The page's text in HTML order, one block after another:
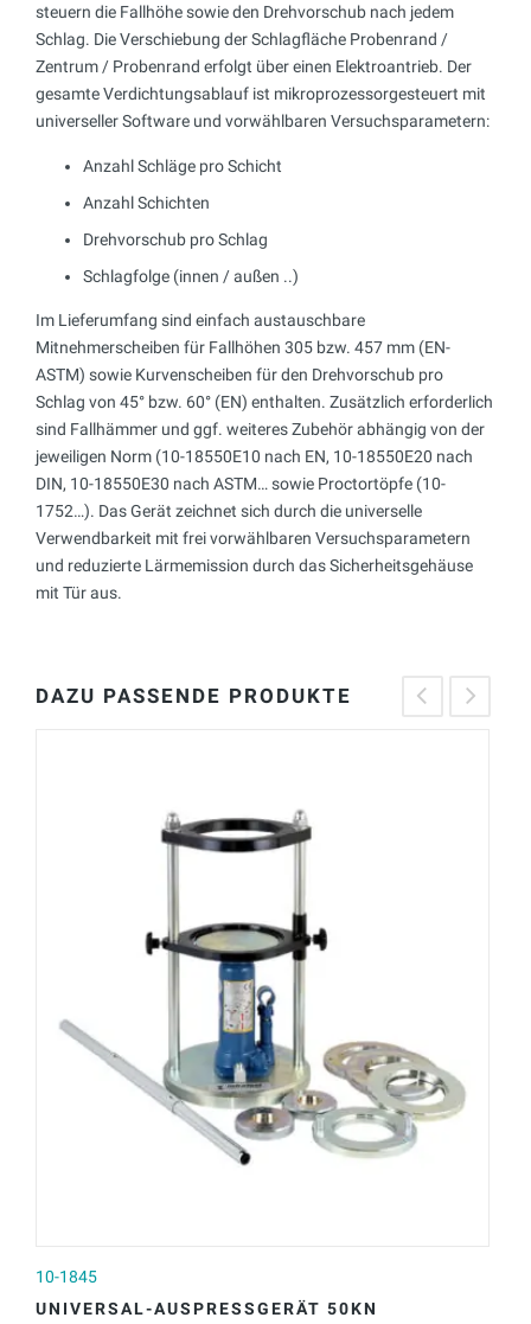
steuern die Fallhöhe sowie den Drehvorschub nach jedem
Schlag. Die Verschiebung der Schlagfläche Probenrand /
Zentrum / Probenrand erfolgt über einen Elektroantrieb. Der
gesamte Verdichtungsablauf ist mikroprozessorgesteuert mit
universeller Software und vorwählbaren Versuchsparametern:
Anzahl Schläge pro Schicht
Anzahl Schichten
Drehvorschub pro Schlag
Schlagfolge (innen / außen ..)
Im Lieferumfang sind einfach austauschbare
Mitnehmerscheiben für Fallhöhen 305 bzw. 457 mm (EN-
ASTM) sowie Kurvenscheiben für den Drehvorschub pro
Schlag von 45° bzw. 60° (EN) enthalten. Zusätzlich erforderlich
sind Fallhämmer und ggf. weiteres Zubehör abhängig von der
jeweiligen Norm (10-18550E10 nach EN, 10-18550E20 nach
DIN, 10-18550E30 nach ASTM… sowie Proctortöpfe (10-
1752…). Das Gerät zeichnet sich durch die universelle
Verwendbarkeit mit frei vorwählbaren Versuchsparametern
und reduzierte Lärmemission durch das Sicherheitsgehäuse
mit Tür aus.
DAZU PASSENDE PRODUKTE
10-1845
UNIVERSAL-AUSPRESSGERÄT 50KN